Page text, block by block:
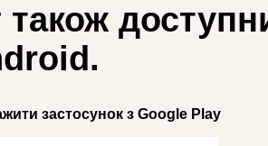
також
застосунок з Google Play